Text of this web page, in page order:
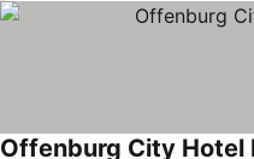
Offenburg City Hotel